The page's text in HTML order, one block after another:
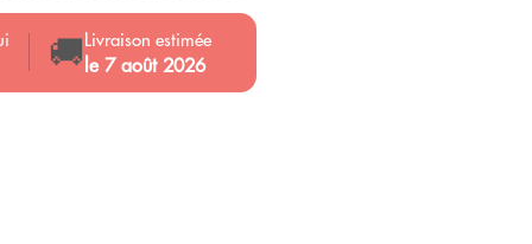
🚚Livraison estimée
le 7 août 2026